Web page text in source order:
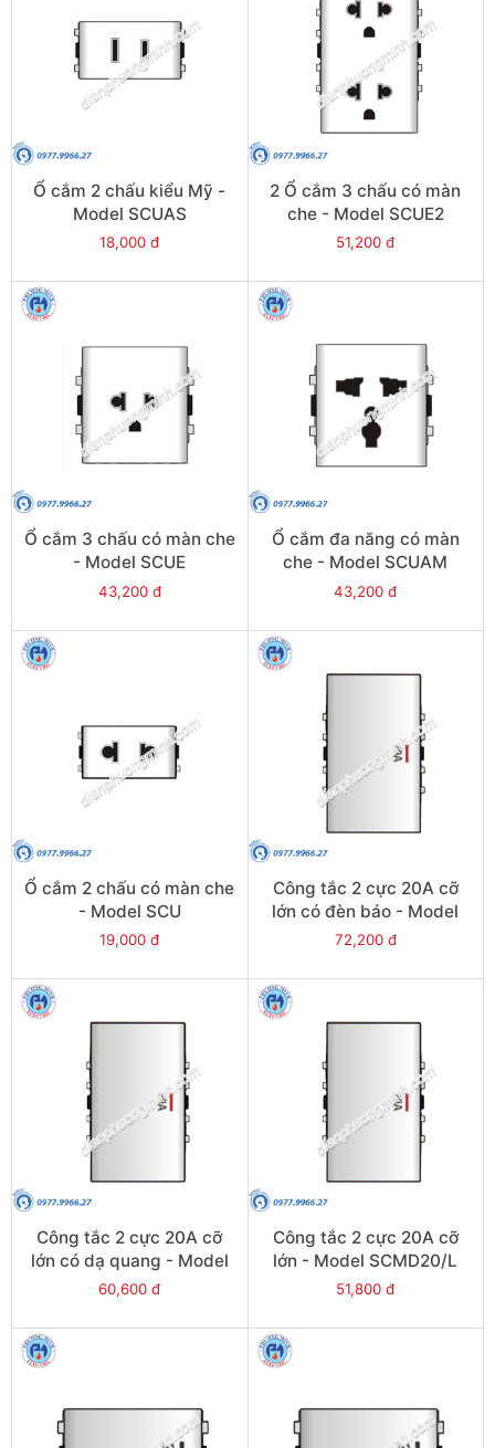
Ổ cắm 2 chấu kiểu Mỹ -
Model SCUAS
18,000 đ
2 Ổ cắm 3 chấu có màn
che - Model SCUE2
51,200 đ
Ổ cắm 3 chấu có màn che
- Model SCUE
43,200 đ
Ổ cắm đa năng có màn
che - Model SCUAM
43,200 đ
Ổ cắm 2 chấu có màn che
- Model SCU
19,000 đ
Công tắc 2 cực 20A cỡ
lớn có đèn báo - Model
SCMD20/NL
72,200 đ
Công tắc 2 cực 20A cỡ
lớn có dạ quang - Model
SCMD20/FL
60,600 đ
Công tắc 2 cực 20A cỡ
lớn - Model SCMD20/L
51,800 đ